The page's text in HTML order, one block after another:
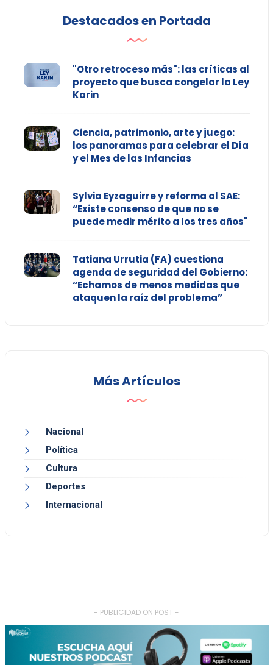
Destacados en Portada
"Otro retroceso más": las críticas al
proyecto que busca congelar la Ley
Karin
Ciencia, patrimonio, arte y juego:
los panoramas para celebrar el Día
y el Mes de las Infancias
Sylvia Eyzaguirre y reforma al SAE:
“Existe consenso de que no se
puede medir mérito a los tres años"
Tatiana Urrutia (FA) cuestiona
agenda de seguridad del Gobierno:
“Echamos de menos medidas que
ataquen la raíz del problema”
Más Artículos
Nacional
Política
Cultura
Deportes
Internacional
- PUBLICIDAD ON POST -